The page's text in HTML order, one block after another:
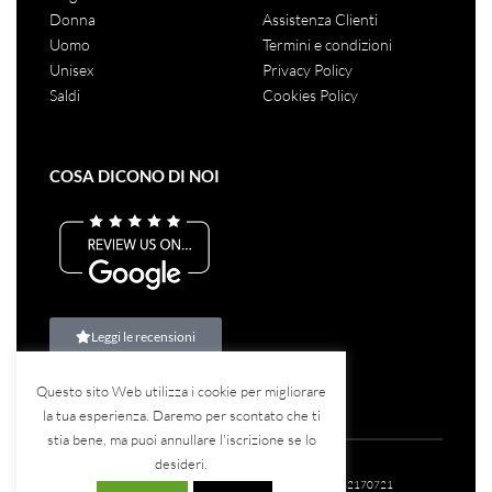
Donna
Uomo
Unisex
Saldi
Assistenza Clienti
Termini e condizioni
Privacy Policy
Cookies Policy
COSA DICONO DI NOI
Leggi le recensioni
©2023Teina Srl– Tutti i diritti riservati – P.IVA: 07582170721
Questo sito Web utilizza i cookie per migliorare
la tua esperienza. Daremo per scontato che ti
stia bene, ma puoi annullare l'iscrizione se lo
desideri.